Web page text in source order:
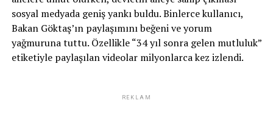
sosyal medyada geniş yankı buldu. Binlerce kullanıcı,
Bakan Göktaş’ın paylaşımını beğeni ve yorum
yağmuruna tuttu. Özellikle “34 yıl sonra gelen mutluluk”
etiketiyle paylaşılan videolar milyonlarca kez izlendi.
REKLAM